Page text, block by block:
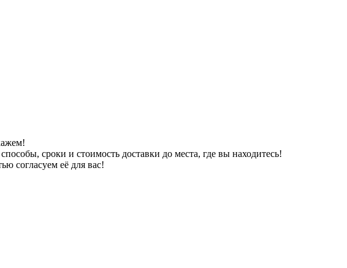
сроки и стоимость доставки до места, где вы находитесь!
согласуем её для вас!